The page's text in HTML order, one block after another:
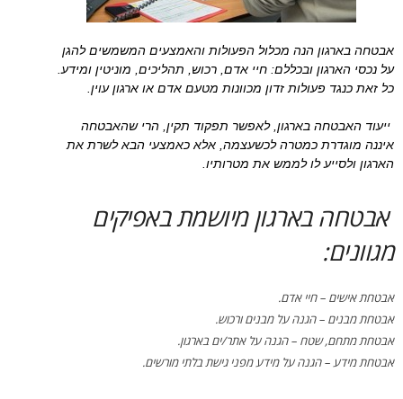
אבטחה בארגון הנה מכלול הפעולות והאמצעים המשמשים להגן
על נכסי הארגון ובכללם: חיי אדם, רכוש, תהליכים, מוניטין ומידע.
כל זאת כנגד פעולות זדון מכוונות מטעם אדם או ארגון עוין.
ייעוד האבטחה בארגון, לאפשר תפקוד תקין, הרי שהאבטחה
איננה מוגדרת כמטרה לכשעצמה, אלא כאמצעי הבא לשרת את
הארגון ולסייע לו לממש את מטרותיו.
אבטחה בארגון מיושמת באפיקים
מגוונים:
אבטחת אישים – חיי אדם.
אבטחת מבנים – הגנה על מבנים ורכוש.
אבטחת מתחם, שטח – הגנה על אתר/ים בארגון.
אבטחת מידע – הגנה על מידע מפני גישת בלתי מורשים.